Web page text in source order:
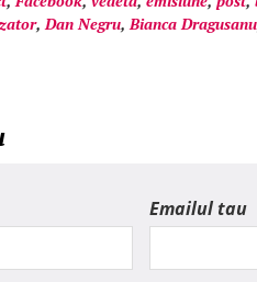
,Dan Negru,Bianca Dragusanu
Emailul tau